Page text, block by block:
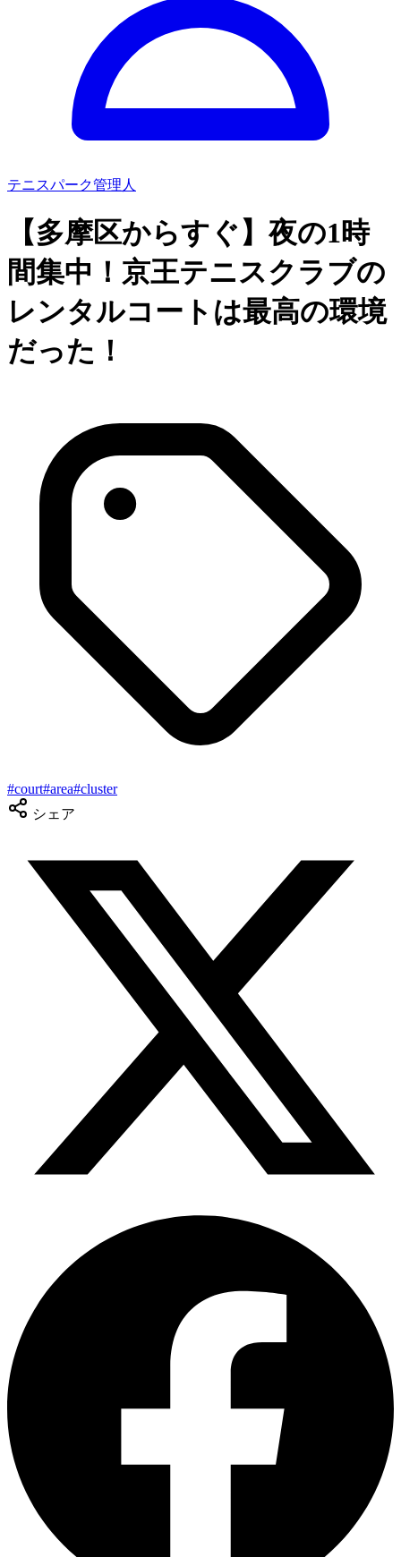
テニスパーク管理人
【多摩区からすぐ】夜の1時
間集中！京王テニスクラブの
レンタルコートは最高の環境
だった！
#court#area#cluster
シェア